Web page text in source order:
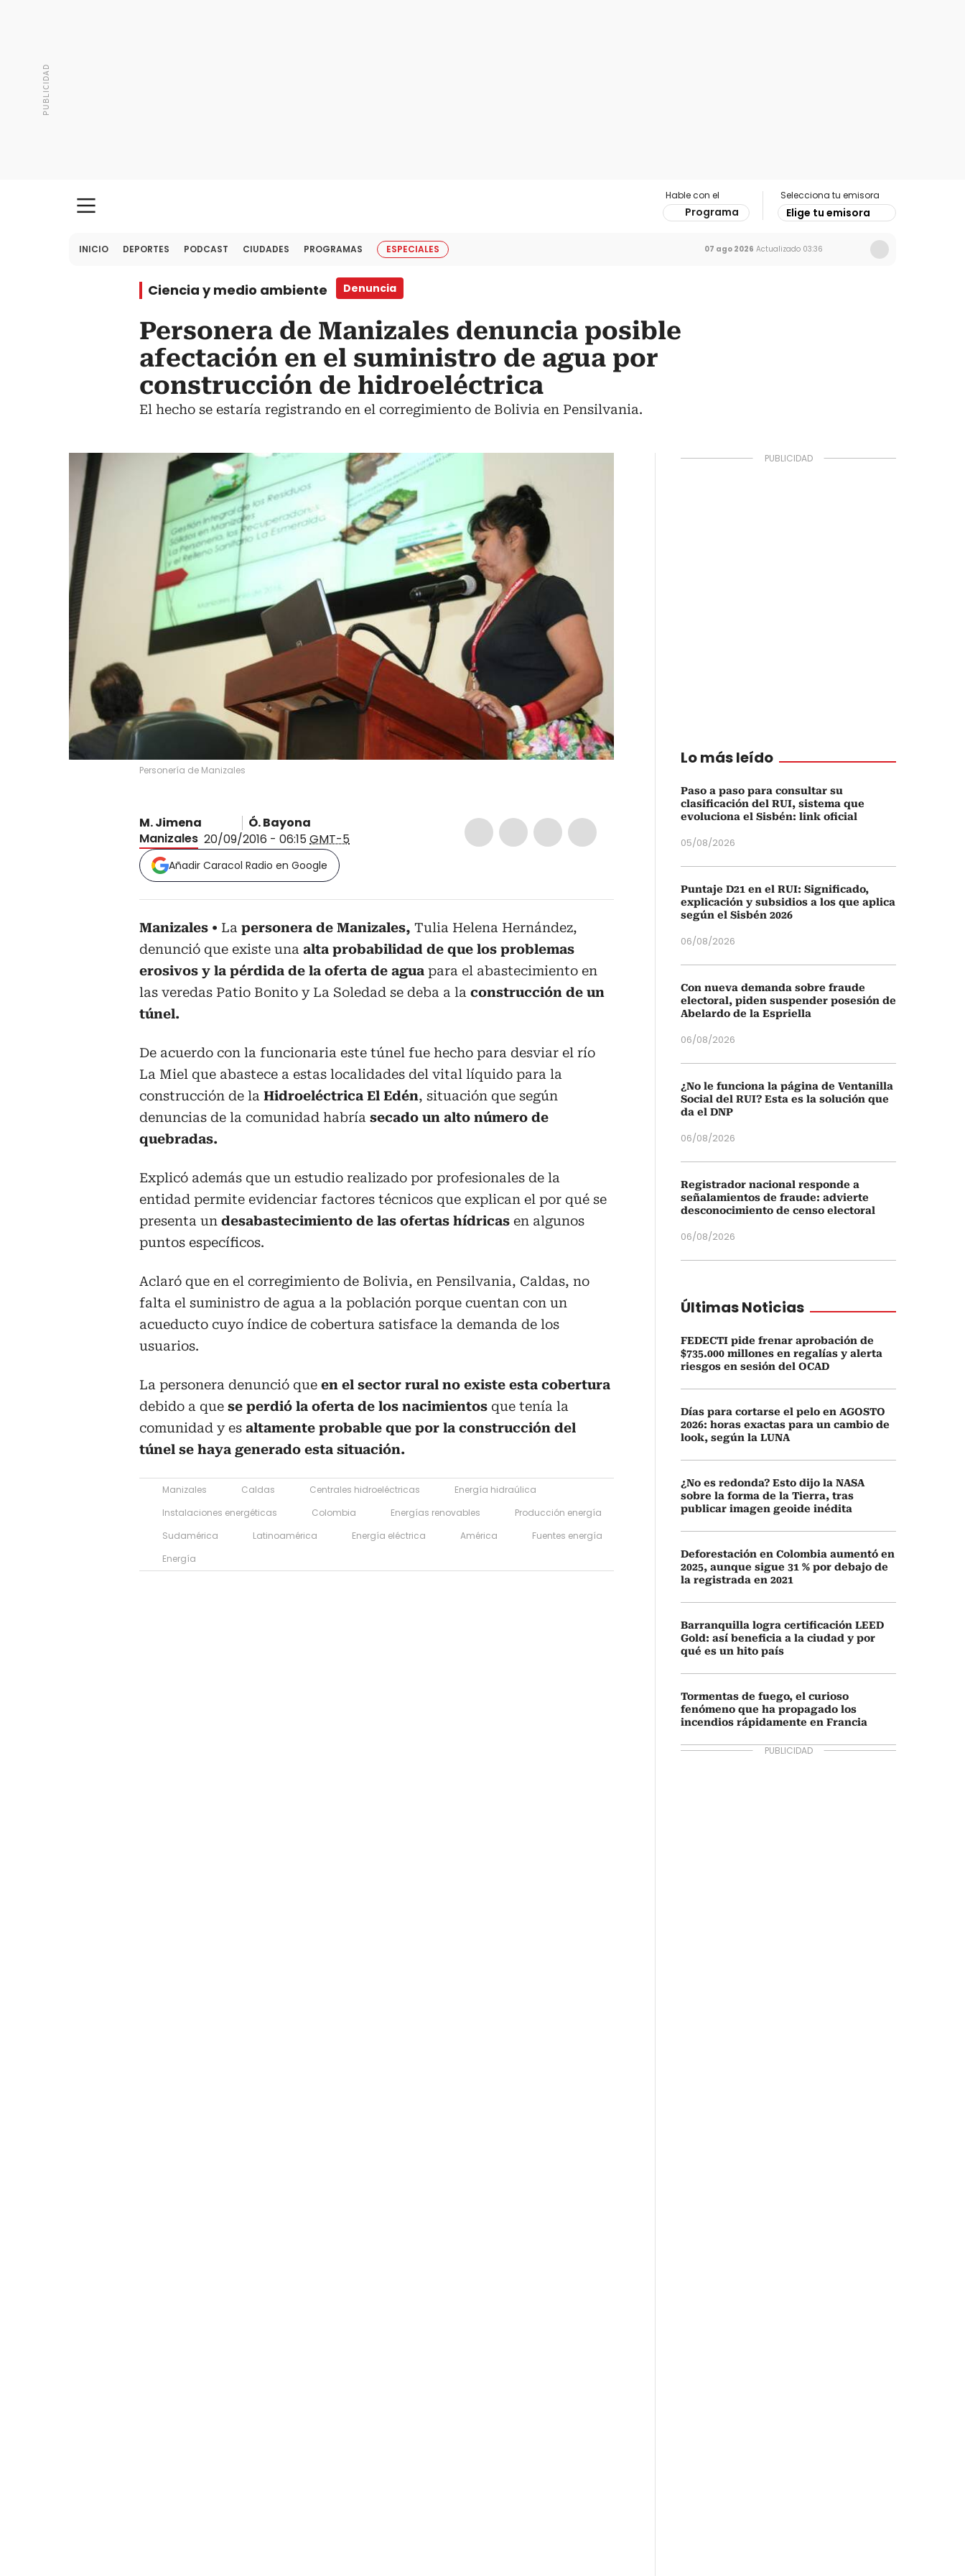
Hable con el
Programa
Selecciona tu emisora
Elige tu emisora
INICIO DEPORTES PODCAST CIUDADES PROGRAMAS ESPECIALES 07 ago 2026 Actualizado 03:36
Ciencia y medio ambiente Denuncia
Personera de Manizales denuncia posible
afectación en el suministro de agua por
construcción de hidroeléctrica
El hecho se estaría registrando en el corregimiento de Bolivia en Pensilvania.
Personería de Manizales
M. Jimena
Ó. Bayona
Manizales 20/09/2016 - 06:15GMT-5
Añadir Caracol Radio en Google
Manizales La personera de Manizales, Tulia Helena Hernández,
denunció que existe una alta probabilidad de que los problemas
erosivos y la pérdida de la oferta de agua para el abastecimiento en
las veredas Patio Bonito y La Soledad se deba a la construcción de un
túnel.
De acuerdo con la funcionaria este túnel fue hecho para desviar el río
La Miel que abastece a estas localidades del vital líquido para la
construcción de la Hidroeléctrica El Edén, situación que según
denuncias de la comunidad habría secado un alto número de
quebradas.
Explicó además que un estudio realizado por profesionales de la
entidad permite evidenciar factores técnicos que explican el por qué se
presenta un desabastecimiento de las ofertas hídricas en algunos
puntos específicos.
Aclaró que en el corregimiento de Bolivia, en Pensilvania, Caldas, no
falta el suministro de agua a la población porque cuentan con un
acueducto cuyo índice de cobertura satisface la demanda de los
usuarios.
La personera denunció que en el sector rural no existe esta cobertura
debido a que se perdió la oferta de los nacimientos que tenía la
comunidad y es altamente probable que por la construcción del
túnel se haya generado esta situación.
Manizales Caldas Centrales hidroeléctricas
Energía hidraúlica
Instalaciones energéticas
Colombia Energías renovables
Producción energía
Sudamérica
Latinoamérica Energía eléctrica América
Fuentes energía
Energía
Lo más leído
Paso a paso para consultar su
clasificación del RUI, sistema que
evoluciona el Sisbén: link oficial
05/08/2026
Puntaje D21 en el RUI: Significado,
explicación y subsidios a los que aplica
según el Sisbén 2026
06/08/2026
Con nueva demanda sobre fraude
electoral, piden suspender posesión de
Abelardo de la Espriella
06/08/2026
¿No le funciona la página de Ventanilla
Social del RUI? Esta es la solución que
da el DNP
06/08/2026
Registrador nacional responde a
señalamientos de fraude: advierte
desconocimiento de censo electoral
06/08/2026
Últimas Noticias
FEDECTI pide frenar aprobación de
$735.000 millones en regalías y alerta
riesgos en sesión del OCAD
Días para cortarse el pelo en AGOSTO
2026: horas exactas para un cambio de
look, según la LUNA
¿No es redonda? Esto dijo la NASA
sobre la forma de la Tierra, tras
publicar imagen geoide inédita
Deforestación en Colombia aumentó en
2025, aunque sigue 31 % por debajo de
la registrada en 2021
Barranquilla logra certificación LEED
Gold: así beneficia a la ciudad y por
qué es un hito país
Tormentas de fuego, el curioso
fenómeno que ha propagado los
incendios rápidamente en Francia